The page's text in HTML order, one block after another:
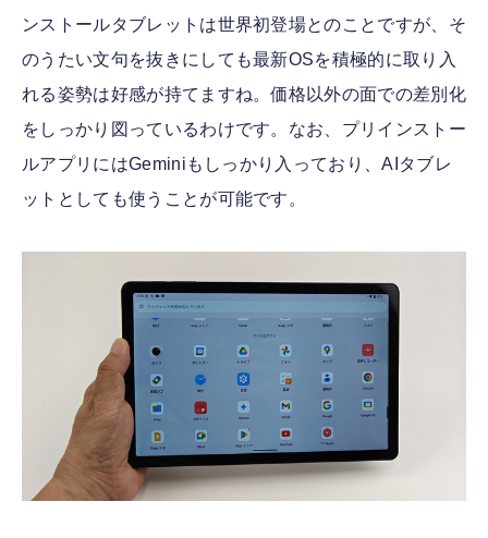
ンストールタブレットは世界初登場とのことですが、そ
のうたい文句を抜きにしても最新OSを積極的に取り入
れる姿勢は好感が持てますね。価格以外の面での差別化
をしっかり図っているわけです。なお、プリインストー
ルアプリにはGeminiもしっかり入っており、AIタブレ
ットとしても使うことが可能です。